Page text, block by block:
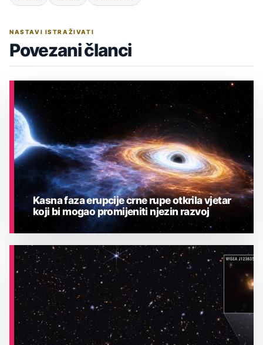
NASTAVI ISTRAŽIVATI
Povezani članci
ASTRONOMIJA
Kasna faza erupcije crne rupe otkrila vjetar
koji bi mogao promijeniti njezin razvoj